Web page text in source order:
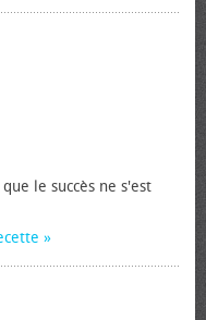
le succès ne s'est